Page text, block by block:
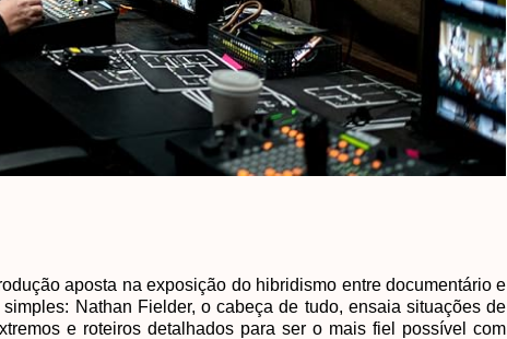
aposta na exposição do hibridismo entre documentário e
Nathan Fielder, o cabeça de tudo, ensaia situações de
e roteiros detalhados para ser o mais fiel possível com